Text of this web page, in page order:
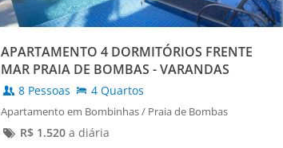
APARTAMENTO 4 DORMITÓRIOS FRENTE
MAR PRAIA DE BOMBAS - VARANDAS
8 Pessoas 4 Quartos
Apartamento em Bombinhas / Praia de Bombas
R$ 1.520a diária